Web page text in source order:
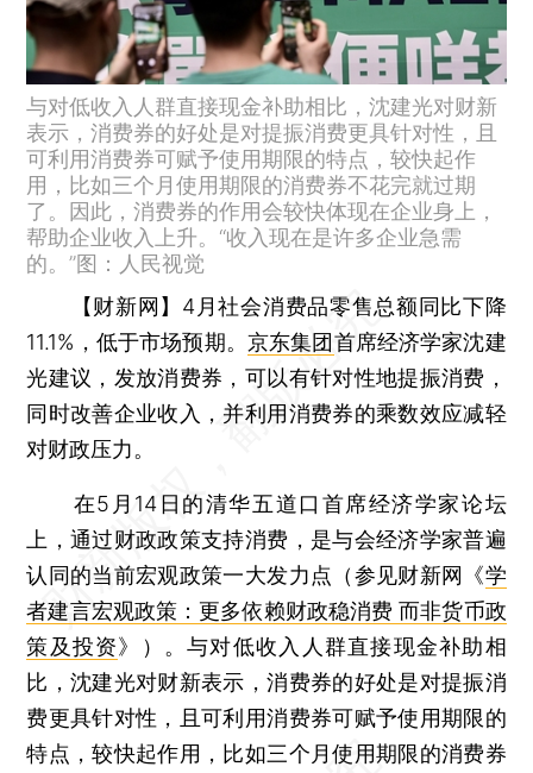
与对低收入人群直接现金补助相比，沈建光对财新
表示，消费券的好处是对提振消费更具针对性，且
可利用消费券可赋予使用期限的特点，较快起作
用，比如三个月使用期限的消费券不花完就过期
了。因此，消费券的作用会较快体现在企业身上，
帮助企业收入上升。“收入现在是许多企业急需
的。”图：人民视觉
【财新网】 4月社会消费品零售总额同比下降
11.1%，低于市场预期。 京东集团首席经济学家沈建
光建议，发放消费券，可以有针对性地提振消费，
同时改善企业收入，并利用消费券的乘数效应减轻
对财政压力。
在5月14日的清华五道口首席经济学家论坛
上，通过财政政策支持消费，是与会经济学家普遍
认同的当前宏观政策一大发力点（参见财新网《学
者建言宏观政策：更多依赖财政稳消费 而非货币政
策及投资》）。与对低收入人群直接现金补助相
比，沈建光对财新表示，消费券的好处是对提振消
费更具针对性，且可利用消费券可赋予使用期限的
特点，较快起作用，比如三个月使用期限的消费券